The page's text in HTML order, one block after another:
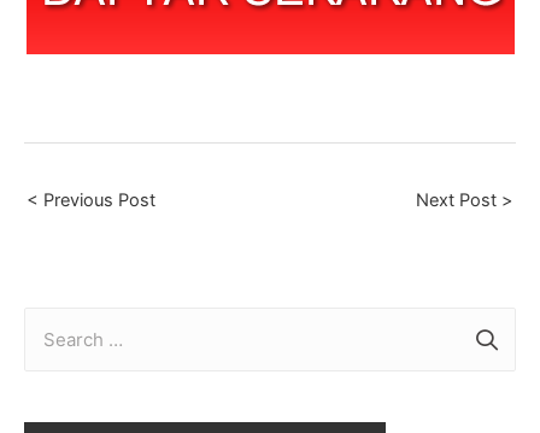
Post
< Previous Post Next Post >